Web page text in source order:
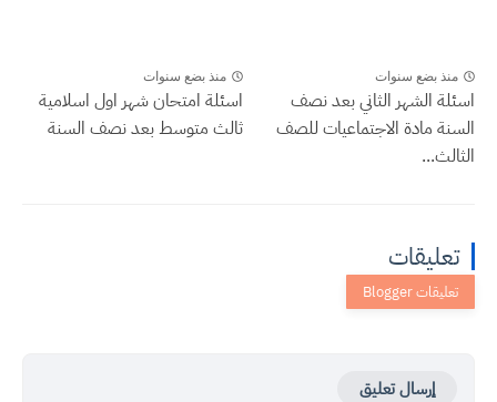
منذ بضع سنوات
اسئلة الشهر الثاني بعد نصف
السنة مادة الاجتماعيات للصف
الثالث...
منذ بضع سنوات
اسئلة امتحان شهر اول اسلامية
ثالث متوسط بعد نصف السنة
تعليقات
إرسال تعليق